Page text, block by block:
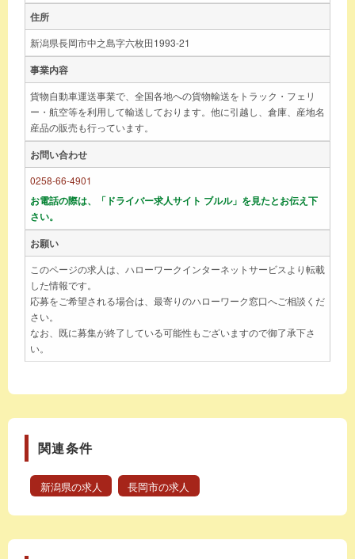
住所
新潟県長岡市中之島字六枚田1993-21
事業内容
貨物自動車運送事業で、全国各地への貨物輸送をトラック・フェリ
ー・航空等を利用して輸送しております。他に引越し、倉庫、産地名
産品の販売も行っています。
お問い合わせ
0258-66-4901
お電話の際は、「ドライバー求人サイト ブルル」を見たとお伝え下
さい。
お願い
このページの求人は、ハローワークインターネットサービスより転載
した情報です。
応募をご希望される場合は、最寄りのハローワーク窓口へご相談くだ
さい。
なお、既に募集が終了している可能性もございますので御了承下さ
い。
関連条件
新潟県の求人 長岡市の求人